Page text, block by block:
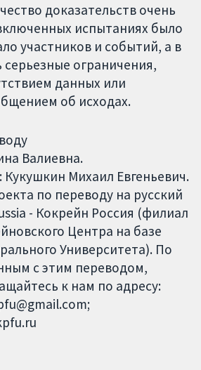
доказательств очень
испытаниях было
участников и событий, а в
ограничения,
данных или
об исходах.
Валиевна.
Кукушкин Михаил Евгеньевич.
по переводу на русский
- Кокрейн Россия (филиал
Центра на базе
Университета). По
с этим переводом,
к нам по адресу: